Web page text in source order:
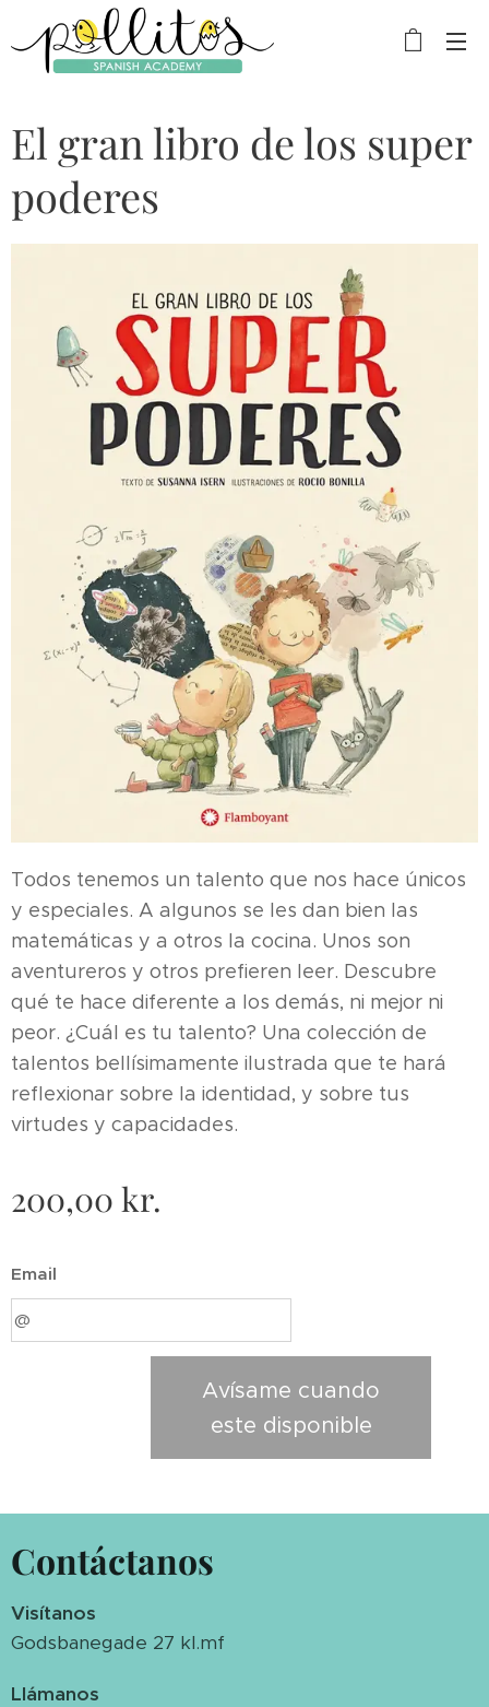
El gran libro de los super
poderes
Todos tenemos un talento que nos hace únicos
y especiales. A algunos se les dan bien las
matemáticas y a otros la cocina. Unos son
aventureros y otros prefieren leer. Descubre
qué te hace diferente a los demás, ni mejor ni
peor. ¿Cuál es tu talento? Una colección de
talentos bellísimamente ilustrada que te hará
reflexionar sobre la identidad, y sobre tus
virtudes y capacidades.
200,00 kr.
Email
Avísame cuando
este disponible
Contáctanos
Visítanos
Godsbanegade 27 kl.mf
Llámanos